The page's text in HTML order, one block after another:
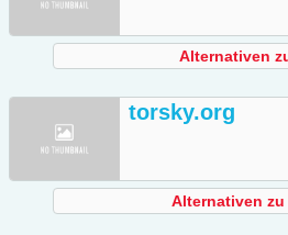
Alternativen
torsky.org
Alternativen